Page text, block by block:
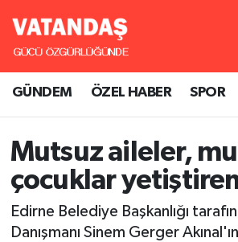
GÜNDEM ÖZEL HABER SPOR
Mutsuz aileler,
çocuklar
Edirne Belediye Başkanlığı
Danışmanı Sinem Gerger Akınal'ın
GÜNDEM
SPOR
SİYASET
SAĞLIK
Hava Durumu
Süper Lig Puan Durumu ve
Tüm Manşetler
Son Dakika Haberleri